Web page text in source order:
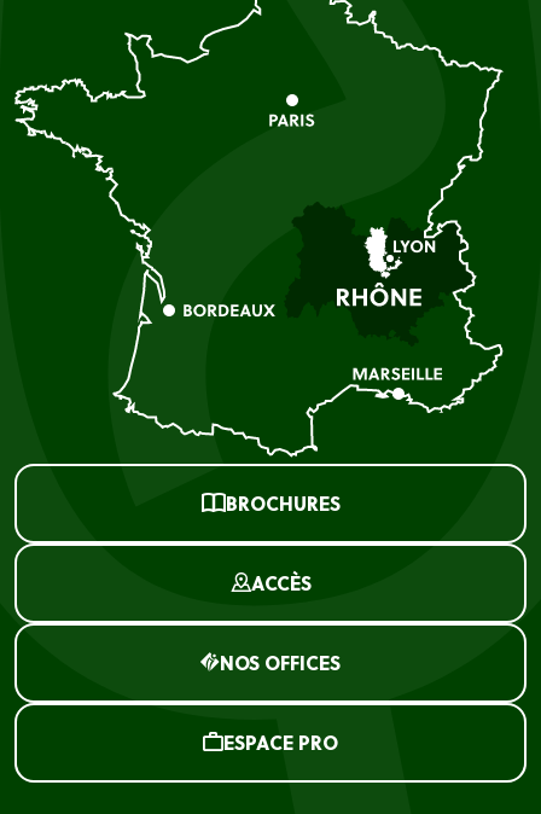
BROCHURES
ACCÈS
NOS OFFICES
ESPACE PRO